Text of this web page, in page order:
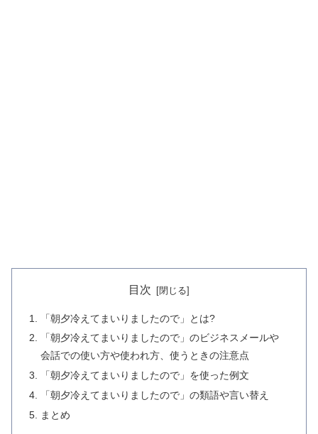
目次
「朝夕冷えてまいりましたので」とは?
「朝夕冷えてまいりましたので」のビジネスメールや
会話での使い方や使われ方、使うときの注意点
「朝夕冷えてまいりましたので」を使った例文
「朝夕冷えてまいりましたので」の類語や言い替え
まとめ